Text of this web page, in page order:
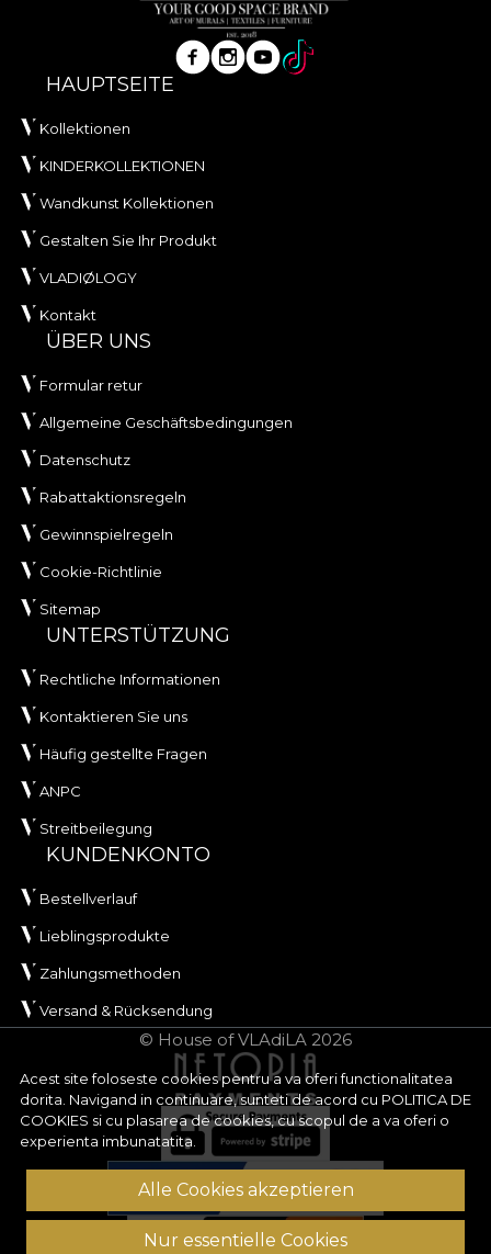
Acest site foloseste cookies pentru a va oferi functionalitatea
dorita. Navigand in continuare, sunteti de acord cu POLITICA DE
COOKIES si cu plasarea de cookies, cu scopul de a va oferi o
experienta imbunatatita.
Alle Cookies akzeptieren
Nur essentielle Cookies
HAUPTSEITE
Kollektionen
KINDERKOLLEKTIONEN
Wandkunst Kollektionen
Gestalten Sie Ihr Produkt
VLADIØLOGY
Kontakt
ÜBER UNS
Formular retur
Allgemeine Geschäftsbedingungen
Datenschutz
Rabattaktionsregeln
Gewinnspielregeln
Cookie-Richtlinie
Sitemap
UNTERSTÜTZUNG
Rechtliche Informationen
Kontaktieren Sie uns
Häufig gestellte Fragen
ANPC
Streitbeilegung
KUNDENKONTO
Bestellverlauf
Lieblingsprodukte
Zahlungsmethoden
Versand & Rücksendung
© House of VLAdiLA 2026